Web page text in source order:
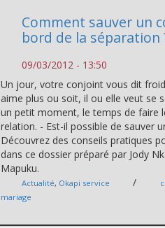
Comment sauver un
bord de la séparation
09/03/2012 - 13:50
Un jour, votre conjoint vous dit
aime plus ou soit, il ou elle veut se
un petit moment, le temps de faire
relation. - Est-il possible de sauver
Découvrez des conseils pratiques
dans ce dossier préparé par Jody
Mapuku.
Actualité, Okapi service /
mariage